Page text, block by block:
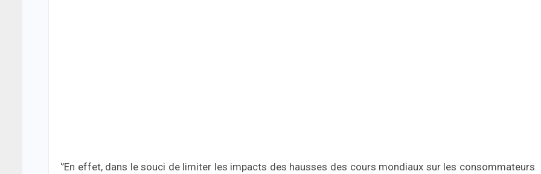
‘’En effet, dans le souci de limiter les impacts des hausses des cours mondiaux sur les consommateurs